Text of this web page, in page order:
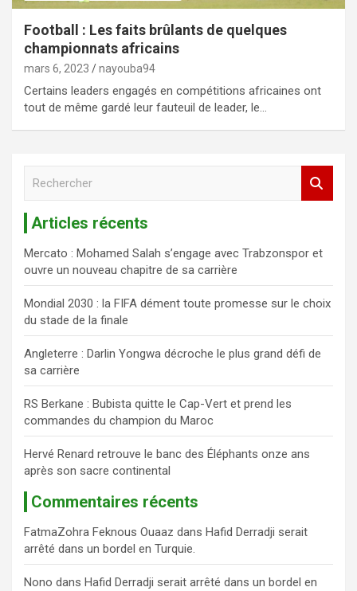
Football : Les faits brûlants de quelques
championnats africains
mars 6, 2023 nayouba94
Certains leaders engagés en compétitions africaines ont
tout de même gardé leur fauteuil de leader, le…
r
c
h
e
r
Articles récents
Mercato : Mohamed Salah s’engage avec Trabzonspor et
ouvre un nouveau chapitre de sa carrière
Mondial 2030 : la FIFA dément toute promesse sur le choix
du stade de la finale
Angleterre : Darlin Yongwa décroche le plus grand défi de
sa carrière
RS Berkane : Bubista quitte le Cap-Vert et prend les
commandes du champion du Maroc
Hervé Renard retrouve le banc des Éléphants onze ans
après son sacre continental
Commentaires récents
FatmaZohra Feknous Ouaaz dans Hafid Derradji serait
arrêté dans un bordel en Turquie.
Nono dans Hafid Derradji serait arrêté dans un bordel en